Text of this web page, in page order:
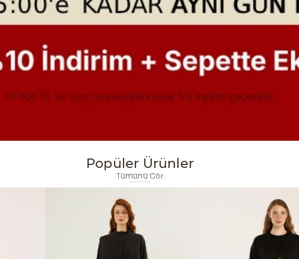
Popüler Ürünler
Tümünü Gör